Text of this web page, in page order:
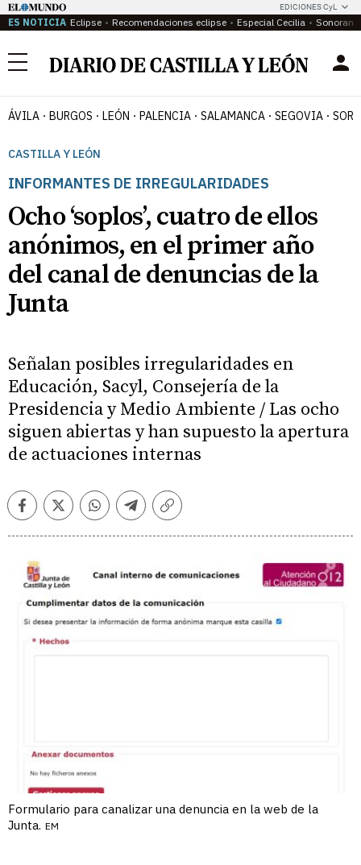
EDICIONES CyL
ES NOTICIA Eclipse Recomendaciones eclipse Especial Cecilia
Menú
ÁVILA BURGOS LEÓN PALENCIA SALAMANCA SEGOVIA
CASTILLA Y LEÓN
INFORMANTES DE IRREGULARIDADES
Ocho ‘soplos’, cuatro de ellos
anónimos, en el primer año
del canal de denuncias de la
Junta
Señalan posibles irregularidades en
Educación, Sacyl, Consejería de la
Presidencia y Medio Ambiente / Las ocho
siguen abiertas y han supuesto la apertura
de actuaciones internas
FacebookTwitterWhatsappTelegramCopiar
Formulario para canalizar una denuncia en la web de la
Junta. EM